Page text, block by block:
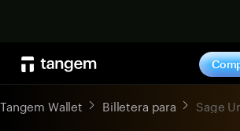
Tangem Wallet Billetera para Sage